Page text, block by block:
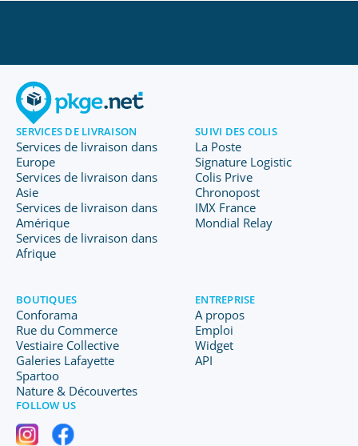
SERVICES DE LIVRAISON
Services de livraison dans
Europe
Services de livraison dans
Asie
Services de livraison dans
Amérique
Services de livraison dans
Afrique
SUIVI DES COLIS
La Poste
Signature Logistic
Colis Prive
Chronopost
IMX France
Mondial Relay
BOUTIQUES
Conforama
Rue du Commerce
Vestiaire Collective
Galeries Lafayette
Spartoo
Nature & Découvertes
ENTREPRISE
A propos
Emploi
Widget
API
FOLLOW US